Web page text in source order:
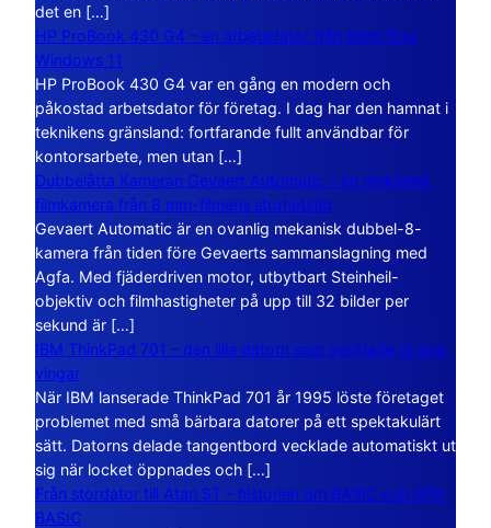
det en […]
HP ProBook 430 G4 – en arbetsdator från tiden före
Windows 11
HP ProBook 430 G4 var en gång en modern och
påkostad arbetsdator för företag. I dag har den hamnat i
teknikens gränsland: fortfarande fullt användbar för
kontorsarbete, men utan […]
Dubbelåtta Kameran Gevaert Automatic – en mekanisk
filmkamera från 8 mm-filmens storhetstid
Gevaert Automatic är en ovanlig mekanisk dubbel-8-
kamera från tiden före Gevaerts sammanslagning med
Agfa. Med fjäderdriven motor, utbytbart Steinheil-
objektiv och filmhastigheter på upp till 32 bilder per
sekund är […]
IBM ThinkPad 701 – den lilla datorn som vecklade ut sina
vingar
När IBM lanserade ThinkPad 701 år 1995 löste företaget
problemet med små bärbara datorer på ett spektakulärt
sätt. Datorns delade tangentbord vecklade automatiskt ut
sig när locket öppnades och […]
Från stordator till Atari ST – historien om BASIC och GFA
BASIC